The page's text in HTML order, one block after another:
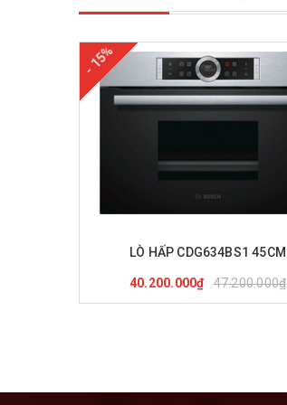
- 15%
LÒ HẤP CDG634BS1 45CM
40.200.000₫ 47.200.000₫